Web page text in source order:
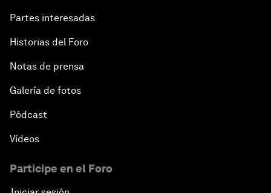
Partes interesadas
Historias del Foro
Notas de prensa
Galería de fotos
Pódcast
Vídeos
Participe en el Foro